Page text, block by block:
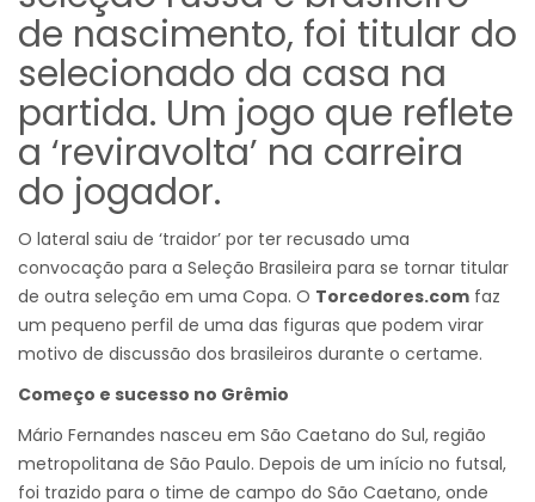
de nascimento, foi titular do
selecionado da casa na
partida. Um jogo que reflete
a ‘reviravolta’ na carreira
do jogador.
O lateral saiu de ‘traidor’ por ter recusado uma
convocação para a Seleção Brasileira para se tornar titular
de outra seleção em uma Copa. O Torcedores.com faz
um pequeno perfil de uma das figuras que podem virar
motivo de discussão dos brasileiros durante o certame.
Começo e sucesso no Grêmio
Mário Fernandes nasceu em São Caetano do Sul, região
metropolitana de São Paulo. Depois de um início no futsal,
foi trazido para o time de campo do São Caetano, onde